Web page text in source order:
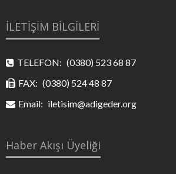
İLETİŞİM BİLGİLERİ
TELEFON: (0380) 523 68 87
FAX: (0380) 524 48 87
Email: iletisim@adigeder.org
Haber Akışı Üyeliği